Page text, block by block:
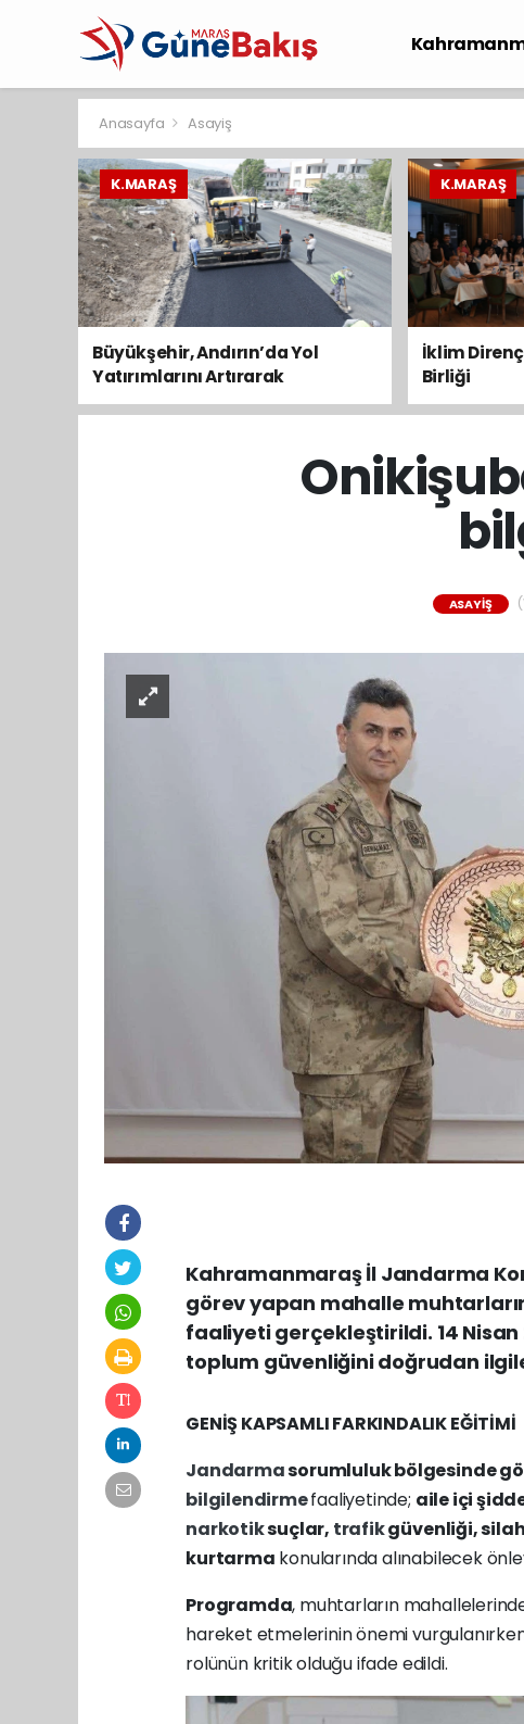
Anasayfa Asayiş
K.MARAŞ
Büyükşehir, Andırın’da Yol
Yatırımlarını Artırarak
Sürdürüyor
K.MARAŞ
İklim
Birliği
ASAYIŞ
Kahramanmaraş İl Jandarma
görev yapan mahalle
faaliyeti gerçekleştirildi. 14
toplum güvenliğini doğrudan
GENİŞ KAPSAMLI FARKINDALIK EĞİTİMİ
Jandarmasorumluluk bölgesinde
bilgilendirmefaaliyetinde; aile içi
narkotiksuçlar, trafikgüvenliği,
kurtarma konularında alınabilecek
Programda, muhtarların
hareket etmelerinin önemi
rolünün kritik olduğu ifade edildi.